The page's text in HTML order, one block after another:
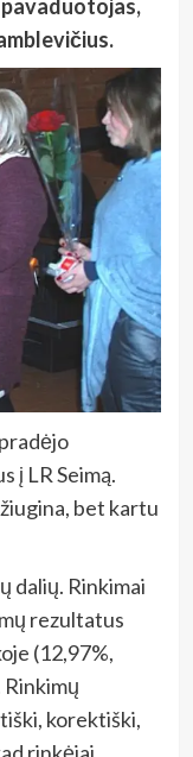
į LR Seimą.
bet kartu
dalių. Rinkimai
rezultatus
(12,97%,
korektiški,